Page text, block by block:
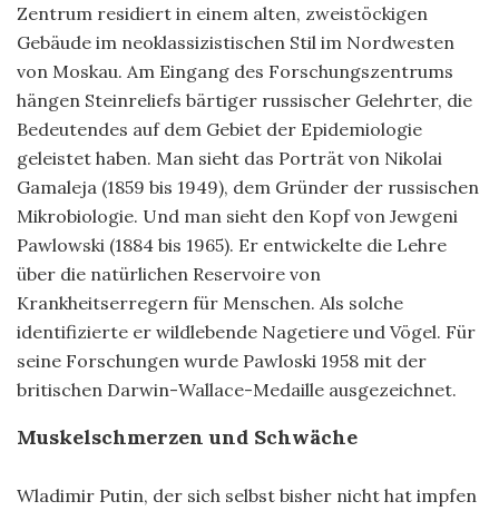
Zentrum residiert in einem alten, zweistöckigen
Gebäude im neoklassizistischen Stil im Nordwesten
von Moskau. Am Eingang des Forschungszentrums
hängen Steinreliefs bärtiger russischer Gelehrter, die
Bedeutendes auf dem Gebiet der Epidemiologie
geleistet haben. Man sieht das Porträt von Nikolai
Gamaleja (1859 bis 1949), dem Gründer der russischen
Mikrobiologie. Und man sieht den Kopf von Jewgeni
Pawlowski (1884 bis 1965). Er entwickelte die Lehre
über die natürlichen Reservoire von
Krankheitserregern für Menschen. Als solche
identifizierte er wildlebende Nagetiere und Vögel. Für
seine Forschungen wurde Pawloski 1958 mit der
britischen Darwin-Wallace-Medaille ausgezeichnet.
Muskelschmerzen und Schwäche
Wladimir Putin, der sich selbst bisher nicht hat impfen